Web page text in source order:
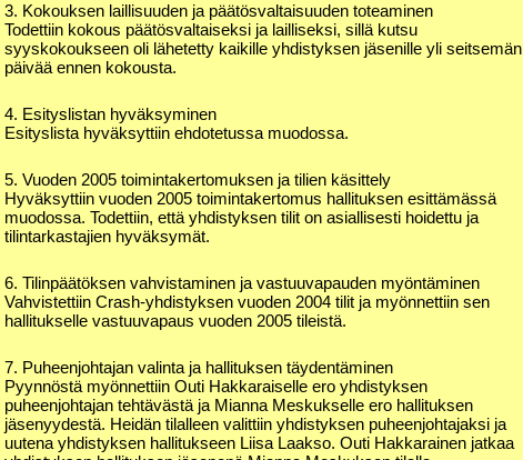
3. Kokouksen laillisuuden ja päätösvaltaisuuden toteaminen
Todettiin kokous päätösvaltaiseksi ja lailliseksi, sillä kutsu
syyskokoukseen oli lähetetty kaikille yhdistyksen jäsenille yli seitsemän
päivää ennen kokousta.
4. Esityslistan hyväksyminen
Esityslista hyväksyttiin ehdotetussa muodossa.
5. Vuoden 2005 toimintakertomuksen ja tilien käsittely
Hyväksyttiin vuoden 2005 toimintakertomus hallituksen esittämässä
muodossa. Todettiin, että yhdistyksen tilit on asiallisesti hoidettu ja
tilintarkastajien hyväksymät.
6. Tilinpäätöksen vahvistaminen ja vastuuvapauden myöntäminen
Vahvistettiin Crash-yhdistyksen vuoden 2004 tilit ja myönnettiin sen
hallitukselle vastuuvapaus vuoden 2005 tileistä.
7. Puheenjohtajan valinta ja hallituksen täydentäminen
Pyynnöstä myönnettiin Outi Hakkaraiselle ero yhdistyksen
puheenjohtajan tehtävästä ja Mianna Meskukselle ero hallituksen
jäsenyydestä. Heidän tilalleen valittiin yhdistyksen puheenjohtajaksi ja
uutena yhdistyksen hallitukseen Liisa Laakso. Outi Hakkarainen jatkaa